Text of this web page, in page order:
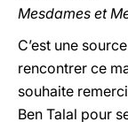
Mesdames et
C’est une
rencontrer ce
souhaite
Ben Talal pour